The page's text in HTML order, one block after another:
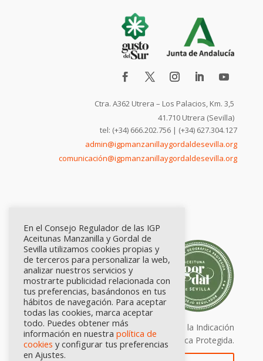
Ctra. A362 Utrera – Los Palacios, Km. 3,5
41.710 Utrera (Sevilla)
tel: (+34) 666.202.756 | (+34) 627.304.127
admin@igpmanzanillaygordaldesevilla.org
comunicación@igpmanzanillaygordaldesevilla.org
Calidad certificada por Origen. Sellos de la Indicación
Geográfica Protegida.
En el Consejo Regulador de las IGP
Aceitunas Manzanilla y Gordal de
Sevilla utilizamos cookies propias y
de terceros para personalizar la web,
analizar nuestros servicios y
mostrarte publicidad relacionada con
tus preferencias, basándonos en tus
hábitos de navegación. Para aceptar
todas las cookies, marca aceptar
todo. Puedes obtener más
información en nuestra política de
cookies y configurar tus preferencias
en Ajustes.